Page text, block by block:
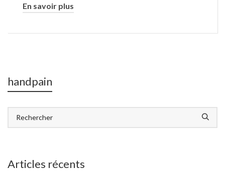
En savoir plus
handpain
Articles récents